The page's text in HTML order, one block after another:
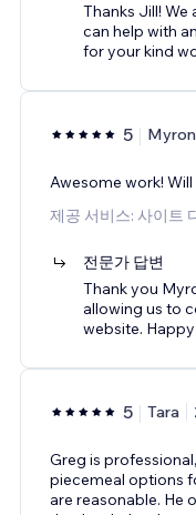
Thanks Jill! We
can help with
for your kind
5 Myron
Awesome work!
제공 서비스: 사이트
전문가 답변
Thank you
allowing us to
website. Happy
5 Tara
Greg is
piecemeal options
are reasonable. He